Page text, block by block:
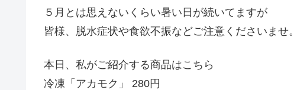
５月とは思えないくらい暑い日が続いてますが
皆様、脱水症状や食欲不振などご注意くださいませ。
本日、私がご紹介する商品はこちら
冷凍「アカモク」 280円